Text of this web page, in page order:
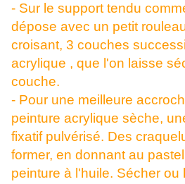
- Sur le support tendu
dépose avec un petit
croisant, 3 couches
acrylique , que l'on laisse
couche.
- Pour une meilleure
peinture acrylique sèche,
fixatif pulvérisé. Des
former, en donnant au
peinture à l'huile. Sécher ou